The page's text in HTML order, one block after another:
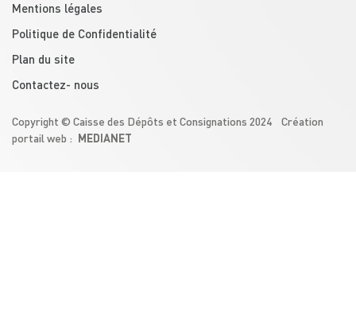
Mentions légales
Politique de Confidentialité
Plan du site
Contactez- nous
Copyright © Caisse des Dépôts et Consignations 2024 Création
portail web : MEDIANET